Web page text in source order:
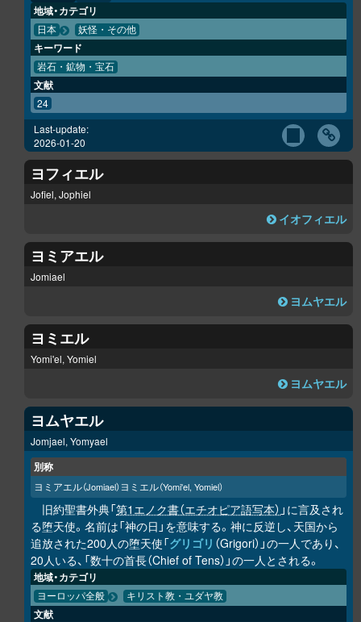
地域・カテゴリ
日本 妖怪・その他
キーワード
岩石・鉱物・宝石
文献
24
Last-update:
2026-01-20
ヨフィエル
Jofiel, Jophiel
イオフィエル
ヨミアエル
Jomiael
ヨムヤエル
ヨミエル
Yomi'el, Yomiel
ヨムヤエル
ヨムヤエル
Jomjael, Yomyael
別称
ヨミアエル（Jomiael）ヨミエル（Yomi'el, Yomiel）
旧約聖書外典「第1エノク書（エチオピア語写本） 」に言及され
る堕天使。名前は「神の日」を意味する。神に反逆し、天国から
追放された200人の堕天使「グリゴリ （Grigori）」の一人であり、
20人いる、「数十の首長（Chief of Tens）」の一人とされる。
地域・カテゴリ
ヨーロッパ全般 キリスト教・ユダヤ教
文献